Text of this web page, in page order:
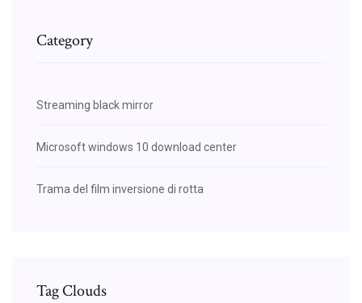
Category
Streaming black mirror
Microsoft windows 10 download center
Trama del film inversione di rotta
Tag Clouds